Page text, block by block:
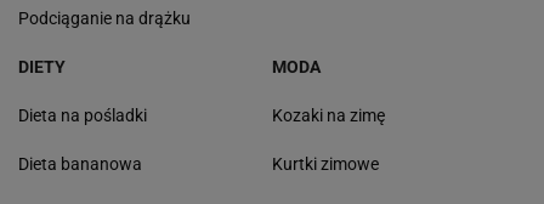
Podciąganie na drążku
DIETY
Dieta na pośladki
Dieta bananowa
MODA
Kozaki na zimę
Kurtki zimowe